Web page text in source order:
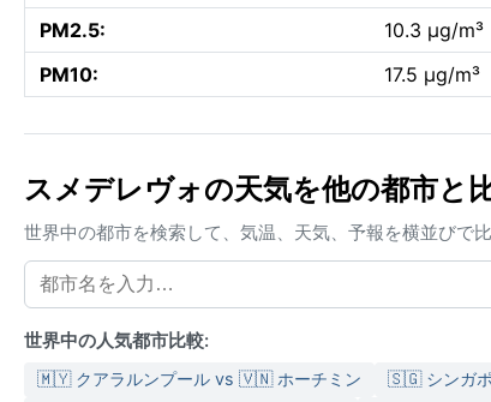
PM2.5:
10.3 µg/m³
PM10:
17.5 µg/m³
スメデレヴォの天気を他の都市と
世界中の都市を検索して、気温、天気、予報を横並びで比
世界中の人気都市比較:
🇲🇾 クアラルンプール vs 🇻🇳 ホーチミン 🇸🇬 シンガ